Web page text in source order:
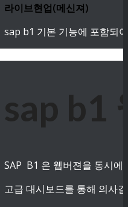
라이브현업(메신져)
sap b1 기본 기능에 포함되
sap b1
SAP B1 은 웹버젼을 동시에
고급 대시보드를 통해 의사